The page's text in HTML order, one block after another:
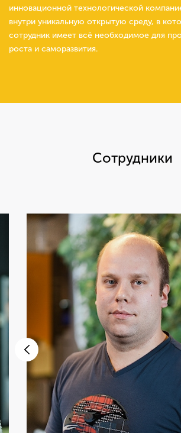
инновационной технологической
внутри уникальную открытую среду, в
сотрудник имеет всё необходимое для
роста и саморазвития.
Сотрудники